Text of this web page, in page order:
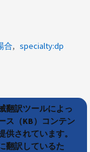
合 specialty:dp
翻訳ツールによっ
ス（KB）コンテン
されています。
翻訳しているた